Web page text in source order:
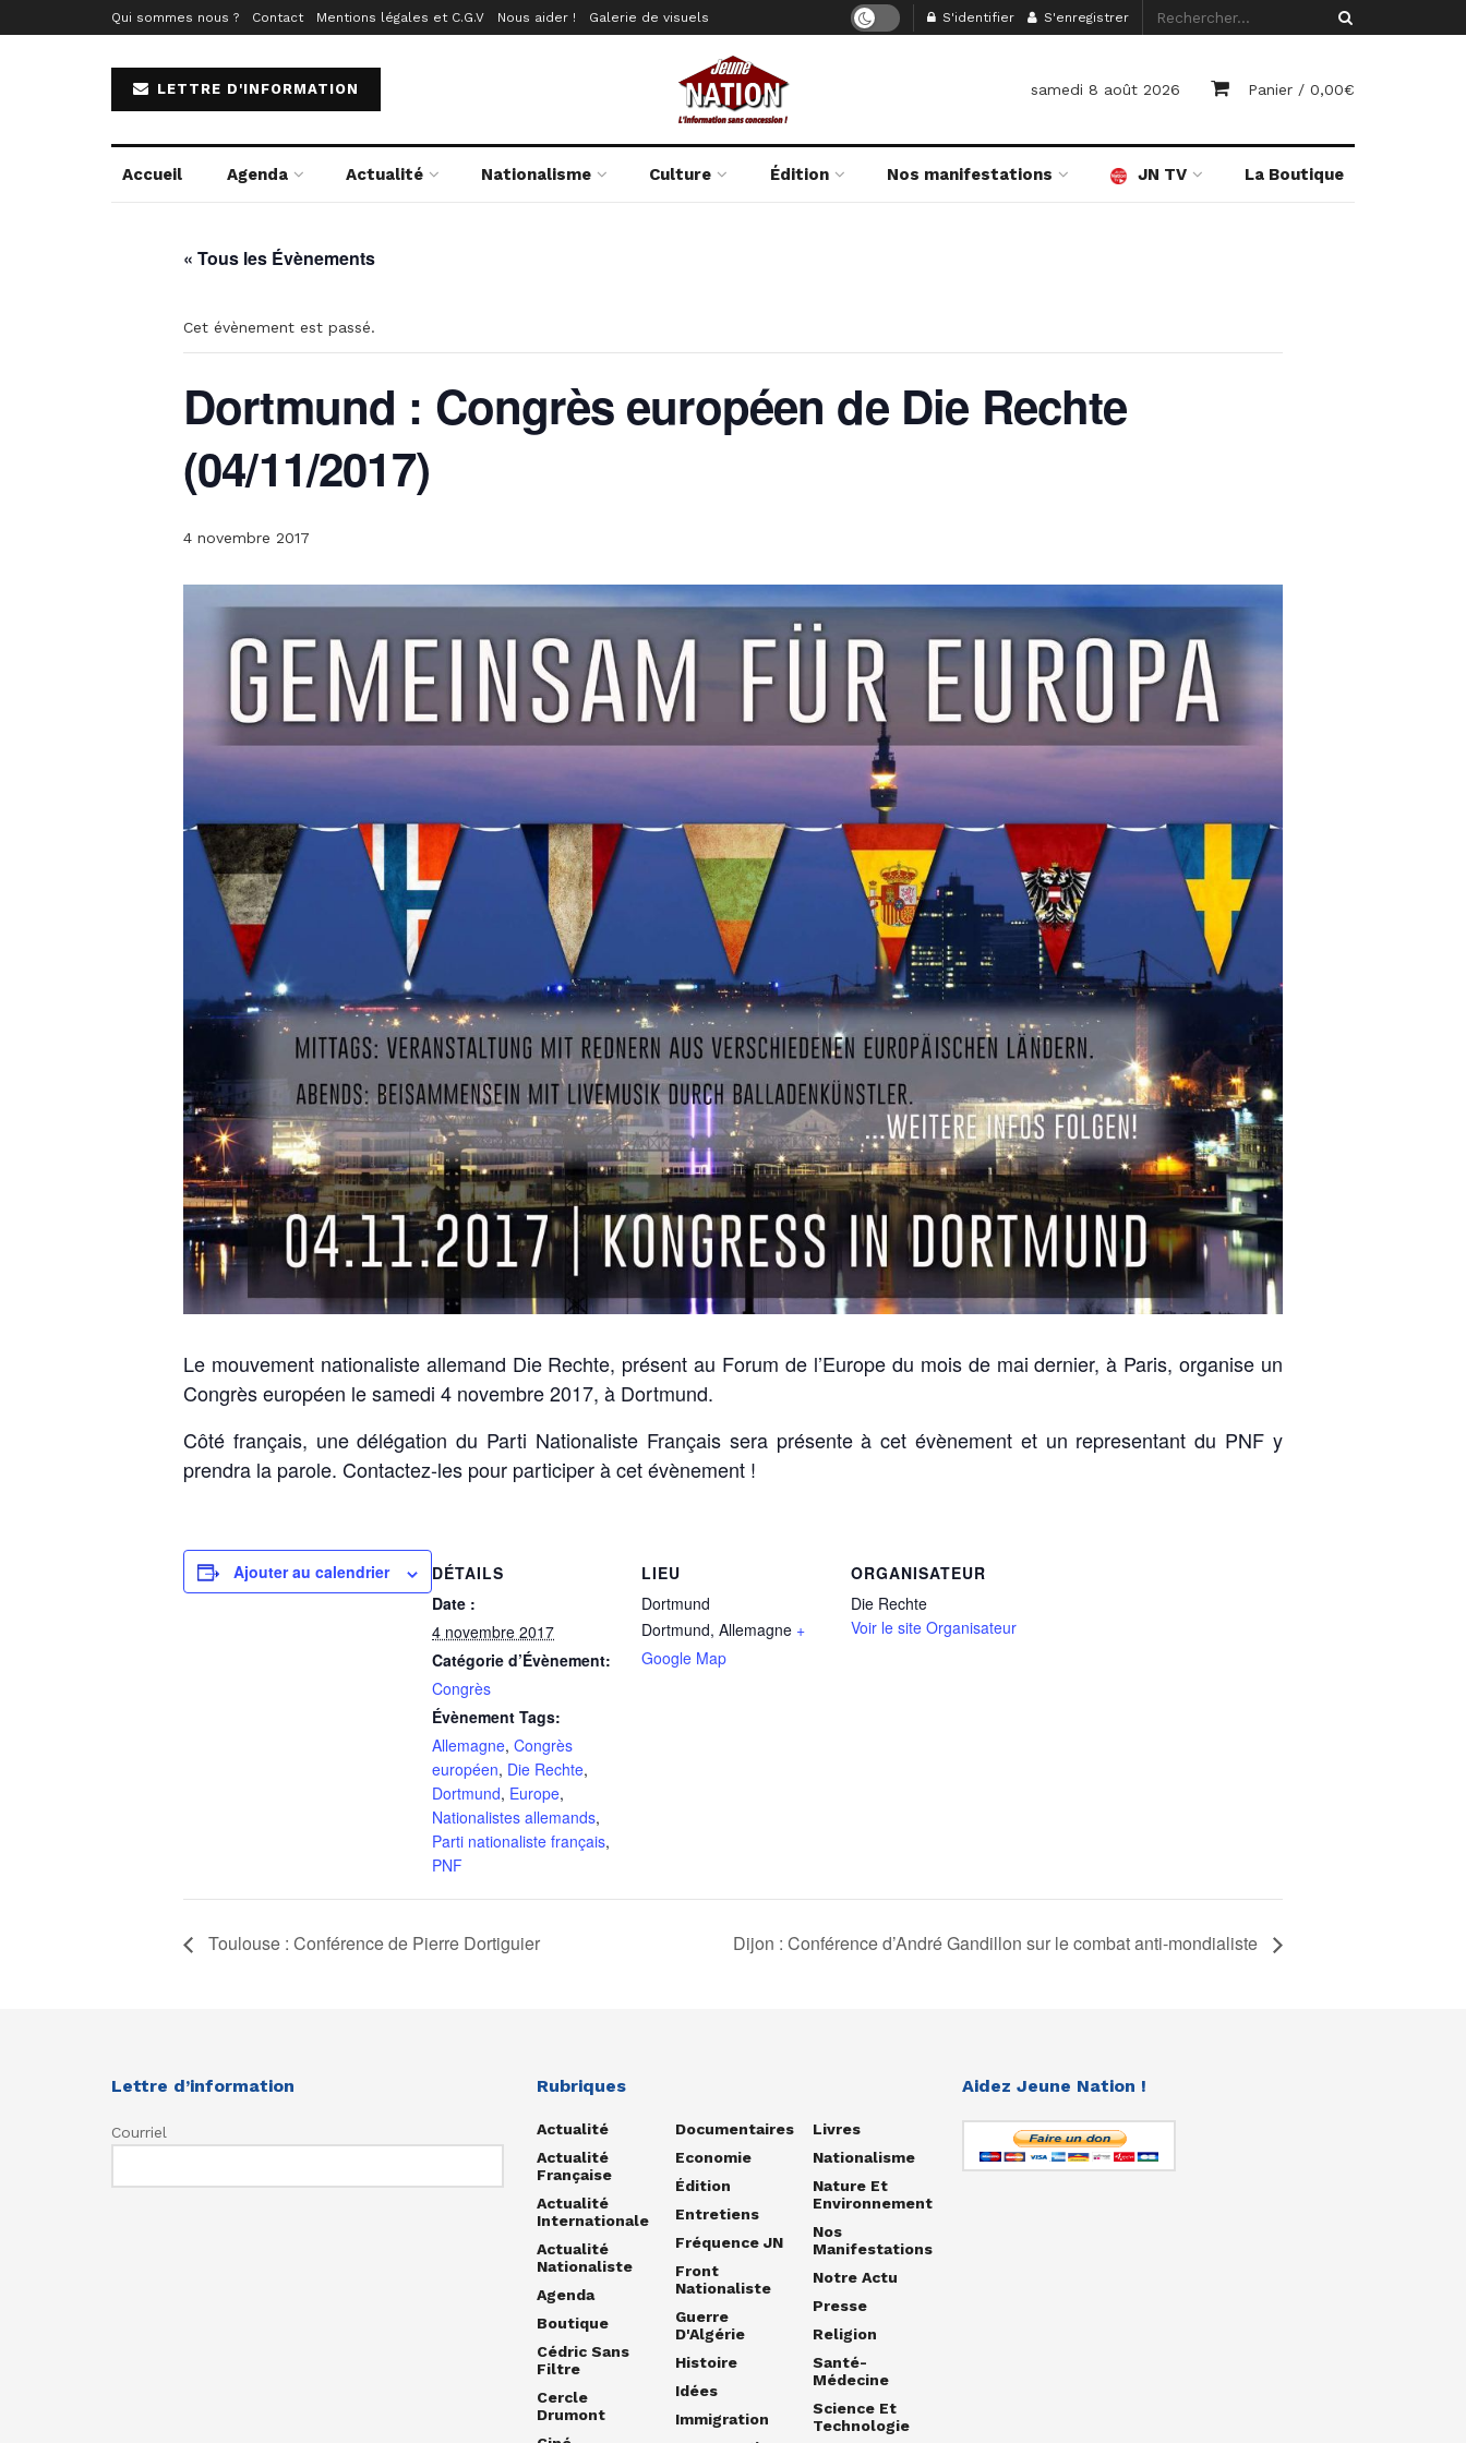
Qui sommes nous ? Contact Mentions légales et C.G.V Nous aider ! Galerie de visuels S'identifier S'enregistrer
LETTRE D'INFORMATION samedi 8 août 2026 Panier / 0,00€
Accueil Agenda Actualité Nationalisme Culture Édition Nos manifestations JN TV La Boutique
« Tous les Évènements
Cet évènement est passé.
Dortmund : Congrès européen de Die Rechte
(04/11/2017)
4 novembre 2017
Le mouvement nationaliste allemand Die Rechte, présent au Forum de l’Europe du mois de mai dernier, à Paris, organise un
Congrès européen le samedi 4 novembre 2017, à Dortmund.
Côté français, une délégation du Parti Nationaliste Français sera présente à cet évènement et un representant du PNF y
prendra la parole. Contactez-les pour participer à cet évènement !
Ajouter au calendrier
DÉTAILS
Date :
4 novembre 2017
Catégorie d’Évènement:
Congrès
Évènement Tags:
Allemagne, Congrès
européen, Die Rechte,
Dortmund, Europe,
Nationalistes allemands,
Parti nationaliste français,
PNF
LIEU
Dortmund
Dortmund, Allemagne +
Google Map
ORGANISATEUR
Die Rechte
Voir le site Organisateur
Toulouse : Conférence de Pierre Dortiguier Dijon : Conférence d’André Gandillon sur le combat anti-mondialiste
Lettre d’information
Courriel
Rubriques
Actualité
Actualité
Française
Actualité
Internationale
Actualité
Nationaliste
Agenda
Boutique
Cédric Sans
Filtre
Cercle
Drumont
Documentaires
Economie
Édition
Entretiens
Fréquence JN
Front
Nationaliste
Guerre
D'Algérie
Histoire
Idées
Immigration
Livres
Nationalisme
Nature Et
Environnement
Nos
Manifestations
Notre Actu
Presse
Religion
Santé-
Médecine
Science Et
Technologie
Aidez Jeune Nation !